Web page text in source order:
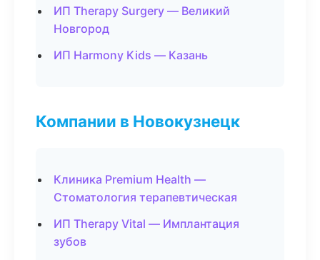
ИП Therapy Surgery — Великий
Новгород
ИП Harmony Kids — Казань
Компании в Новокузнецк
Клиника Premium Health —
Стоматология терапевтическая
ИП Therapy Vital — Имплантация
зубов